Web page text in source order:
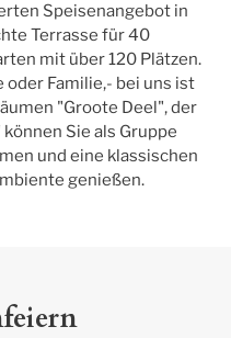
Speisenangebot in
Terrasse für 40
mit über 120 Plätzen.
oder Familie,- bei uns ist
"Groote Deel", der
Sie als Gruppe
und eine klassischen
genießen.